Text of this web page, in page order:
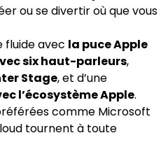
ou se divertir où que vous
fluide avec la puce Apple
six haut-parleurs,
Stage, et d’une
l’écosystème Apple.
comme Microsoft
tournent à toute